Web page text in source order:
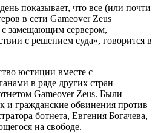
показывает, что все (или почти
в сети Gameover Zeus
замещающим сервером,
с решением суда», говорится в
юстиции вместе с
в ряде других стран
Gameover Zeus. Были
и гражданские обвинения против
ботнета, Евгения Богачева,
на свободе.